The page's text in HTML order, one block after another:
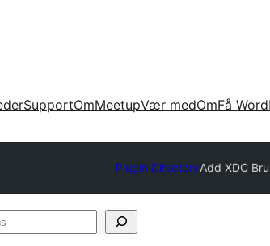
SupportOmMeetupVær medOmFå
Plugin DirectoryAdd XDC